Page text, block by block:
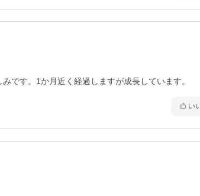
です。1か月近く経過しますが成長しています。
い